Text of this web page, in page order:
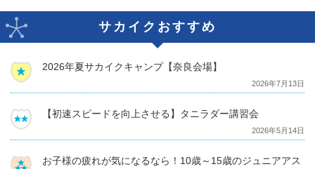
サカイクおすすめ
2026年夏サカイクキャンプ【奈良会場】
2026年7月13日
【初速スピードを向上させる】タニラダー講習会
2026年5月14日
お子様の疲れが気になるなら！10歳～15歳のジュニアアス